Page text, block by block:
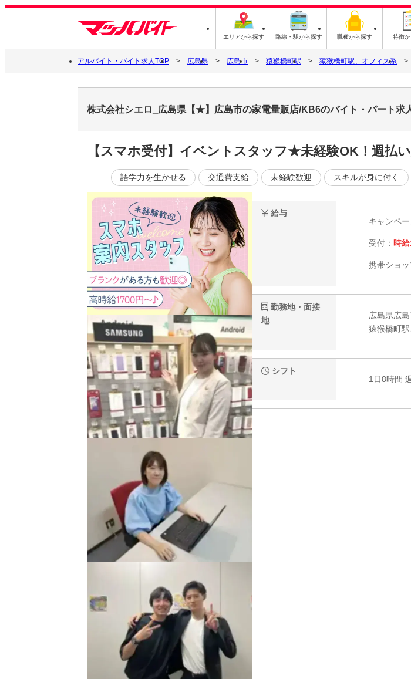
エリアから探す 路線・駅から探す 職種から探す 特徴
アルバイト・バイト求人TOP 広島県 広島市 猿猴橋町駅 猿猴橋町駅、オフィス系
株式会社シエロ_広島県【★】広島市の家電量販店/KB6のバイト・パート求
【スマホ受付】イベントスタッフ★未経験OK！週払
語学力を生かせる 交通費支給 未経験歓迎 スキルが身に付く
給与
キャンペー
受付： 時
携帯ショッ
勤務地・面接
地
広島県広
猿猴橋町
シフト
1日8時間